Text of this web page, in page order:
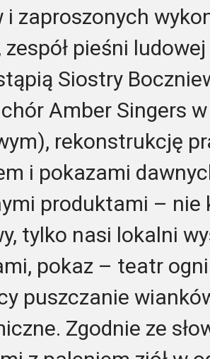
i zaproszonych
pieśni
Siostry
Amber Singers
rekonstrukcję
i pokazami
produktami – nie
tylko nasi lokalni
pokaz – teatr
puszczanie
Zgodnie ze